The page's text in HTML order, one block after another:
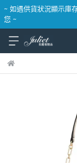
~ 如遇供貨狀況顯示庫
您 ~